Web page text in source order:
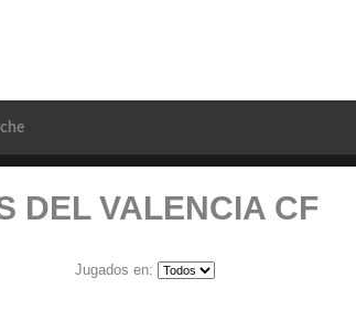
DEL VALENCIA CF
Jugados en: